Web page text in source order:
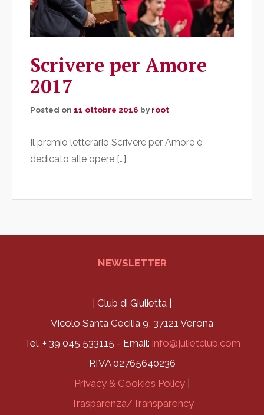
Scrivere per Amore
2017
Posted on 11 ottobre 2016 by root
Il premio letterario Scrivere per Amore è
dedicato alle opere […]
NEWSLETTER
| Club di Giulietta |
Vicolo Santa Cecilia 9, 37121 Verona
Tel. + 39 045 533115 - Email: info@julietclub.com
P.IVA 02765640236
Privacy & Cookies Policy
Trasparenza/Transparency